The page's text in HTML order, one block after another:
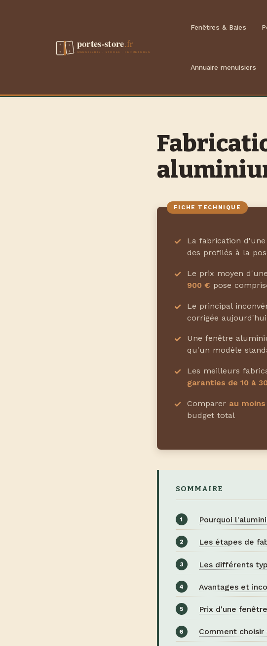
Fenêtres & Baies
Annuaire menuisiers
La fabrication
des profilés à la
Le prix moyen
900 € pose
Le principal
corrigée
Une fenêtre
qu'un modèle
Les meilleurs
garanties de 10 à
Comparer au
budget total
SOMMAIRE
Pourquoi
Les étapes de
Les différents
Avantages et
Prix d'une
Comment